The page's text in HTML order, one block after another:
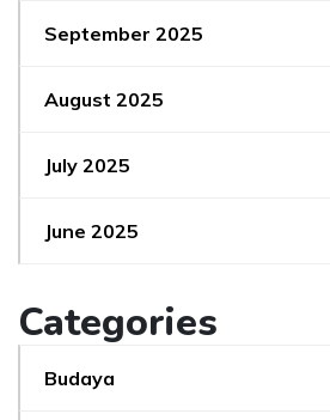
September 2025
August 2025
July 2025
June 2025
Categories
Budaya